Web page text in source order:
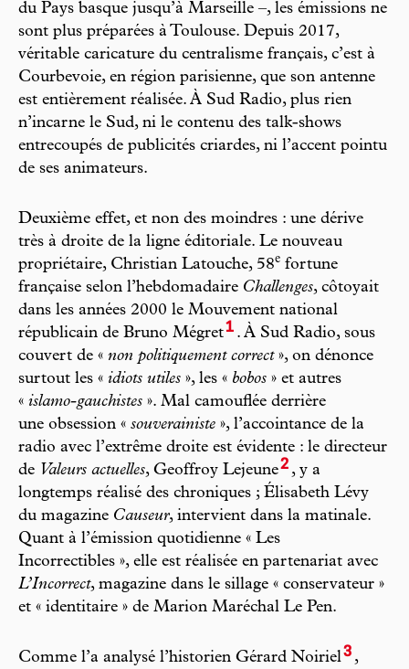
du Pays basque jusqu’à Marseille –, les émissions ne
sont plus préparées à Toulouse. Depuis 2017,
véritable caricature du centralisme français, c’est à
Courbevoie, en région parisienne, que son antenne
est entièrement réalisée. À Sud Radio, plus rien
n’incarne le Sud, ni le contenu des talk-shows
entrecoupés de publicités criardes, ni l’accent pointu
de ses animateurs.
Deuxième effet, et non des moindres : une dérive
très à droite de la ligne éditoriale. Le nouveau
propriétaire, Christian Latouche, 58e fortune
française selon l’hebdomadaire Challenges, côtoyait
dans les années 2000 le Mouvement national
républicain de Bruno Mégret1 . À Sud Radio, sous
couvert de « non politiquement correct», on dénonce
surtout les « idiots utiles », les « bobos » et autres
« islamo-gauchistes ». Mal camouflée derrière
une obsession « souverainiste », l’accointance de la
radio avec l’extrême droite est évidente : le directeur
de Valeurs actuelles, Geoffroy Lejeune2 , y a
longtemps réalisé des chroniques ; Élisabeth Lévy
du magazine Causeur, intervient dans la matinale.
Quant à l’émission quotidienne « Les
Incorrectibles », elle est réalisée en partenariat avec
L’Incorrect, magazine dans le sillage « conservateur »
et « identitaire » de Marion Maréchal Le Pen.
Comme l’a analysé l’historien Gérard Noiriel3 ,